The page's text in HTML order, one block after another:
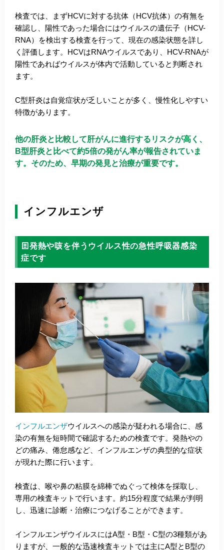
検査では、まずHCVに対する抗体（HCV抗体）の有無を
確認し、陽性であった場合にはウイルスの遺伝子（HCV-
RNA）を検出する検査を行って、現在の感染状態を詳し
く評価します。HCVはRNAウイルスであり、HCV-RNAが
陽性であればウイルスが体内で活動していると判断され
ます。
C型肝炎は自覚症状が乏しいことが多く、慢性化しやすい
特徴があります。
他の肝炎と比較して肝がんに進行するリスクが高く、
B型肝炎と比べて約5倍の発がん率が報告されていま
す。そのため、早期の発見と治療が重要です。
インフルエンザ
発熱や咳を伴うウイルス性の急性呼吸器感染
症です
インフルエンザウイルスへの感染が疑われる場合に、感
染の有無を短時間で確認するための検査です。発熱やの
どの痛み、倦怠感など、インフルエンザの典型的な症状
が現れた際に行います。
検査は、喉や鼻の粘膜を綿棒でぬぐって検体を採取し、
専用の検査キットで行います。約15分程度で結果が判明
し、迅速に診断・治療につなげることができます。
インフルエンザウイルスにはA型・B型・C型の3種類があ
りますが、一般的な迅速検査キットでは主にA型とB型の